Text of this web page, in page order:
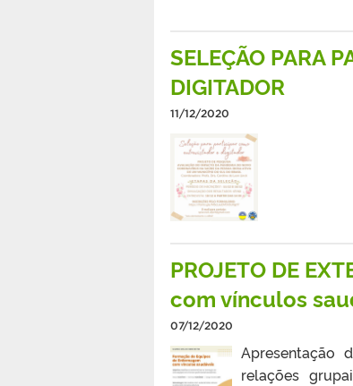
SELEÇÃO PARA
DIGITADOR
11/12/2020
PROJETO DE
com vínculos
07/12/2020
Apresentação
relações